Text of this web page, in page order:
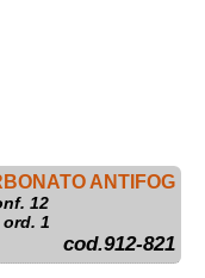
ANTIFOG
12
1
cod.912-821